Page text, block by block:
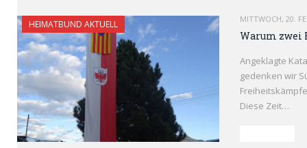
HEIMATBUND AKTUELL MITTWOCH, 20.
Warum zwei
Angeklagte
gedenken wir
Diese Zeit…